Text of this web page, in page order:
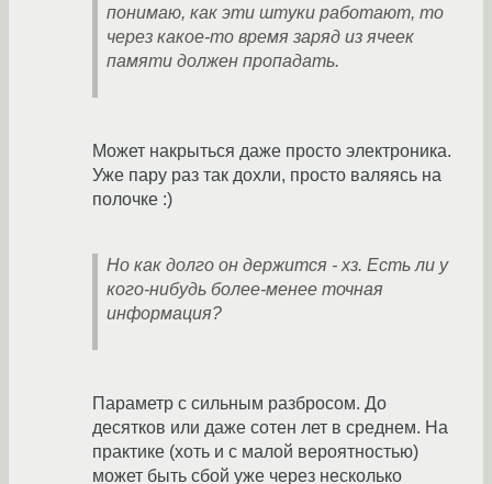
понимаю, как эти штуки работают, то
через какое-то время заряд из ячеек
памяти должен пропадать.
Может накрыться даже просто электроника.
Уже пару раз так дохли, просто валяясь на
полочке :)
Но как долго он держится - хз. Есть ли у
кого-нибудь более-менее точная
информация?
Параметр с сильным разбросом. До
десятков или даже сотен лет в среднем. На
практике (хоть и с малой вероятностью)
может быть сбой уже через несколько